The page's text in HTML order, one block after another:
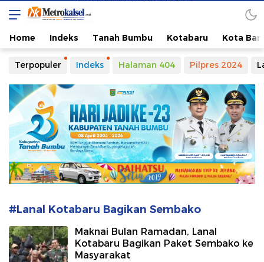
Metro Kalsel
Media Online Terkini, Faktual dan Mendidik
Home Indeks Tanah Bumbu Kotabaru Kota
Terpopuler Indeks Halaman 404 Pilpres 2024
#Lanal Kotabaru Bagikan Sembako
Maknai Bulan Ramadan, Lanal
Kotabaru Bagikan Paket Sembako ke
Masyarakat